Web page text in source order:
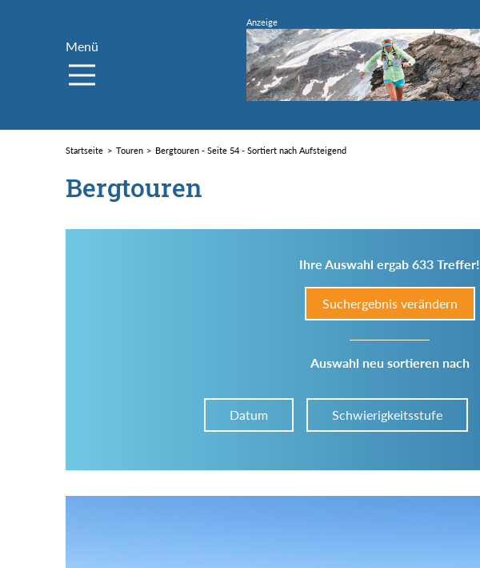
Menü
Startseite Touren Bergtouren - Seite 54 - Sortiert nach Aufsteigend
Bergtouren
Ihre Auswahl ergab 633 Treffer!
Suchergebnis verändern
Auswahl neu sortieren nach
Datum Schwierigkeitsstufe